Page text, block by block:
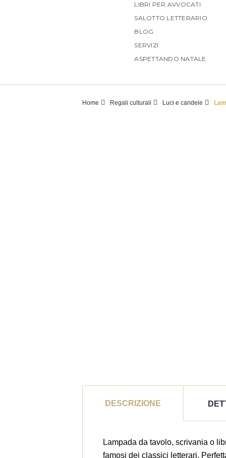
LIBRI PER AVVOCATI
SALOTTO LETTERARIO
BLOG
SERVIZI
ASPETTANDO NATALE
Home Regali culturali Luci e candele
DESCRIZIONE
Lampada da tavolo, scrivania o
famosi dei classici letterari.